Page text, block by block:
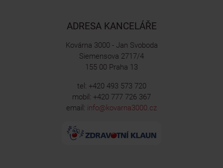
ADRESA KANCELÁŘE
Kovárna 3000 - Jan Svoboda
Siemensova 2717/4
155 00 Praha 13
tel: +420 493 573 720
mobil: +420 777 726 367
email: info@kovarna3000.cz